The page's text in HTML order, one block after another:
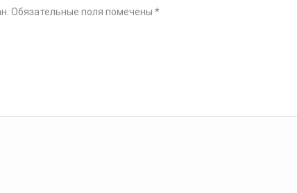
Обязательные поля помечены *